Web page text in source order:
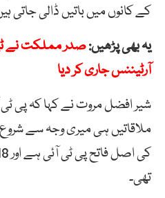
کے کانوں میں باتیں ڈالی جاتی
یہ بھی پڑھیں:صدر مملکت نے
آرٹیننس جاری کر دیا
شیر افضل مروت نے کہا کہ پی
تھی۔